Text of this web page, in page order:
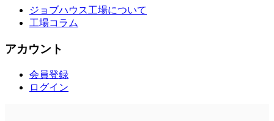
ジョブハウス工場について
工場コラム
アカウント
会員登録
ログイン